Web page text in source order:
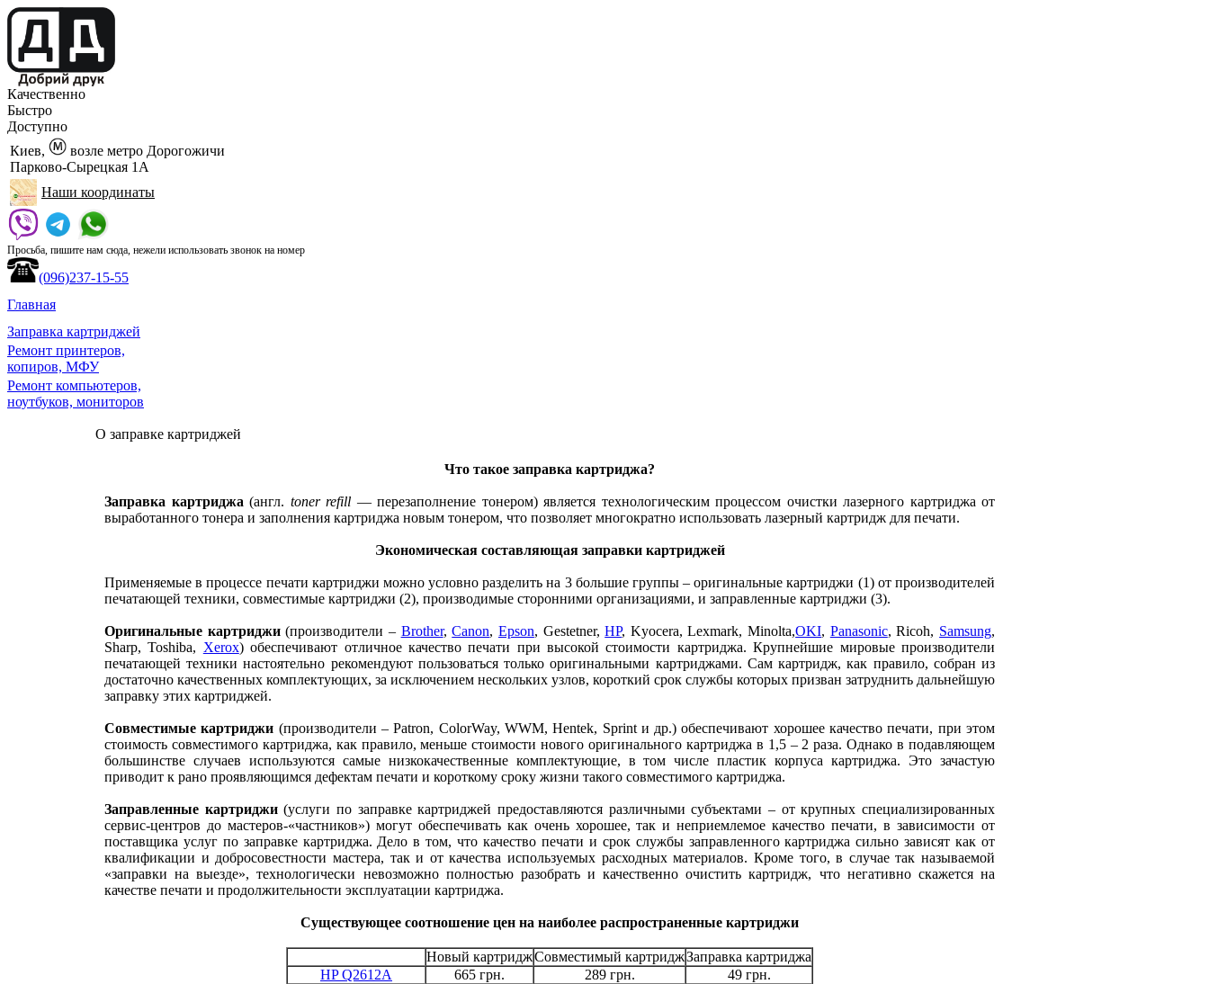
Качественно
Быстро
Доступно
Киев,
возле метро Дорогожичи
Парково-Сырецкая 1А
Наши координаты
Просьба, пишите нам сюда, нежели использовать звонок на номер
(096)237-15-55
Главная
Заправка картриджей
Ремонт принтеров,
копиров, МФУ
Ремонт компьютеров,
ноутбуков, мониторов
О заправке картриджей
Что такое заправка картриджа?
Заправка картриджа (англ. toner refill — перезаполнение тонером) является технологическим процессом очистки лазерного картриджа от
выработанного тонера и заполнения картриджа новым тонером, что позволяет многократно использовать лазерный картридж для печати.
Экономическая составляющая заправки картриджей
Применяемые в процессе печати картриджи можно условно разделить на 3 большие группы – оригинальные картриджи (1) от производителей
печатающей техники, совместимые картриджи (2), производимые сторонними организациями, и заправленные картриджи (3).
Оригинальные картриджи(производители – Brother,Canon, Epson, Gestetner,HP, Kyocera, Lexmark, Minolta,OKI, Panasonic, Ricoh, Samsung,
Sharp, Toshiba, Xerox) обеспечивают отличное качество печати при высокой стоимости картриджа. Крупнейшие мировые производители
печатающей техники настоятельно рекомендуют пользоваться только оригинальными картриджами. Сам картридж, как правило, собран из
достаточно качественных комплектующих, за исключением нескольких узлов, короткий срок службы которых призван затруднить дальнейшую
заправку этих картриджей.
Совместимые картриджи (производители – Patron, ColorWay, WWM, Hentek, Sprint и др.) обеспечивают хорошее качество печати, при этом
стоимость совместимого картриджа, как правило, меньше стоимости нового оригинального картриджа в 1,5 – 2 раза. Однако в подавляющем
большинстве случаев используются самые низкокачественные комплектующие, в том числе пластик корпуса картриджа. Это зачастую
приводит к рано проявляющимся дефектам печати и короткому сроку жизни такого совместимого картриджа.
Заправленные картриджи(услуги по заправке картриджей предоставляются различными субъектами – от крупных специализированных
сервис-центров до мастеров-«частников») могут обеспечивать как очень хорошее, так и неприемлемое качество печати, в зависимости от
поставщика услуг по заправке картриджа. Дело в том, что качество печати и срок службы заправленного картриджа сильно зависят как от
квалификации и добросовестности мастера, так и от качества используемых расходных материалов. Кроме того, в случае так называемой
«заправки на выезде», технологически невозможно полностью разобрать и качественно очистить картридж, что негативно скажется на
качестве печати и продолжительности эксплуатации картриджа.
Существующее соотношение цен на наиболее распространенные картриджи
Новый картриджСовместимый картриджЗаправка картриджа
HP Q2612A
665 грн. 289 грн.
49 грн.